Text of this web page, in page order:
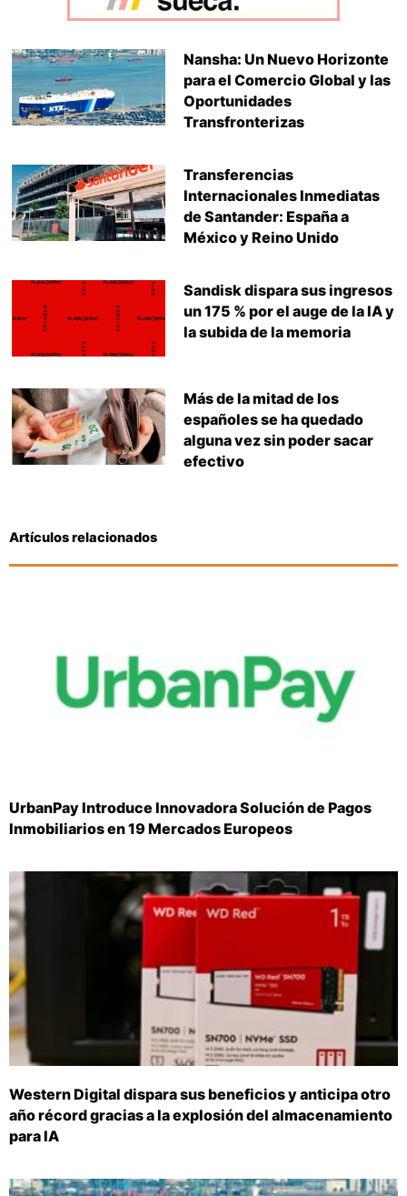
Nansha: Un Nuevo Horizonte
para el Comercio Global y las
Oportunidades
Transfronterizas
Transferencias
Internacionales Inmediatas
de Santander: España a
México y Reino Unido
Sandisk dispara sus ingresos
un 175 % por el auge de la IA y
la subida de la memoria
Más de la mitad de los
españoles se ha quedado
alguna vez sin poder sacar
efectivo
Artículos relacionados
UrbanPay Introduce Innovadora Solución de Pagos
Inmobiliarios en 19 Mercados Europeos
Western Digital dispara sus beneficios y anticipa otro
año récord gracias a la explosión del almacenamiento
para IA